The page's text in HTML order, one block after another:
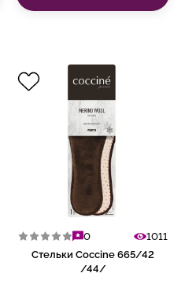
0
1011
Стельки Coccine 665/42
/44/